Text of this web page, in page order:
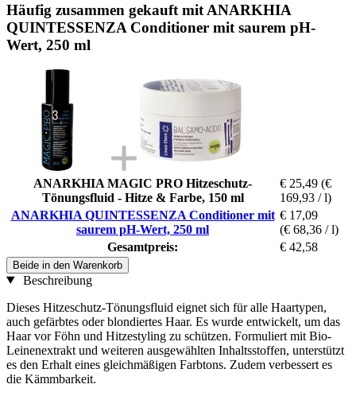
Häufig zusammen gekauft mit ANARKHIA
QUINTESSENZA Conditioner mit saurem pH-
Wert, 250 ml
ANARKHIA MAGIC PRO Hitzeschutz-
Tönungsfluid - Hitze & Farbe, 150 ml
€ 25,49 (€
169,93 / l)
ANARKHIA QUINTESSENZA Conditioner mit
saurem pH-Wert, 250 ml
€ 17,09
(€ 68,36 / l)
Gesamtpreis:
€ 42,58
Beide in den Warenkorb
Beschreibung
Dieses Hitzeschutz-Tönungsfluid eignet sich für alle Haartypen,
auch gefärbtes oder blondiertes Haar. Es wurde entwickelt, um das
Haar vor Föhn und Hitzestyling zu schützen. Formuliert mit Bio-
Leinenextrakt und weiteren ausgewählten Inhaltsstoffen, unterstützt
es den Erhalt eines gleichmäßigen Farbtons. Zudem verbessert es
die Kämmbarkeit.